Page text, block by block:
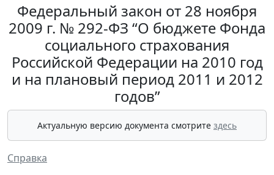
Федеральный закон от 28 ноября
2009 г. № 292-ФЗ “О бюджете Фонда
социального страхования
Российской Федерации на 2010 год
и на плановый период 2011 и 2012
годов”
Актуальную версию документа смотрите здесь
Справка